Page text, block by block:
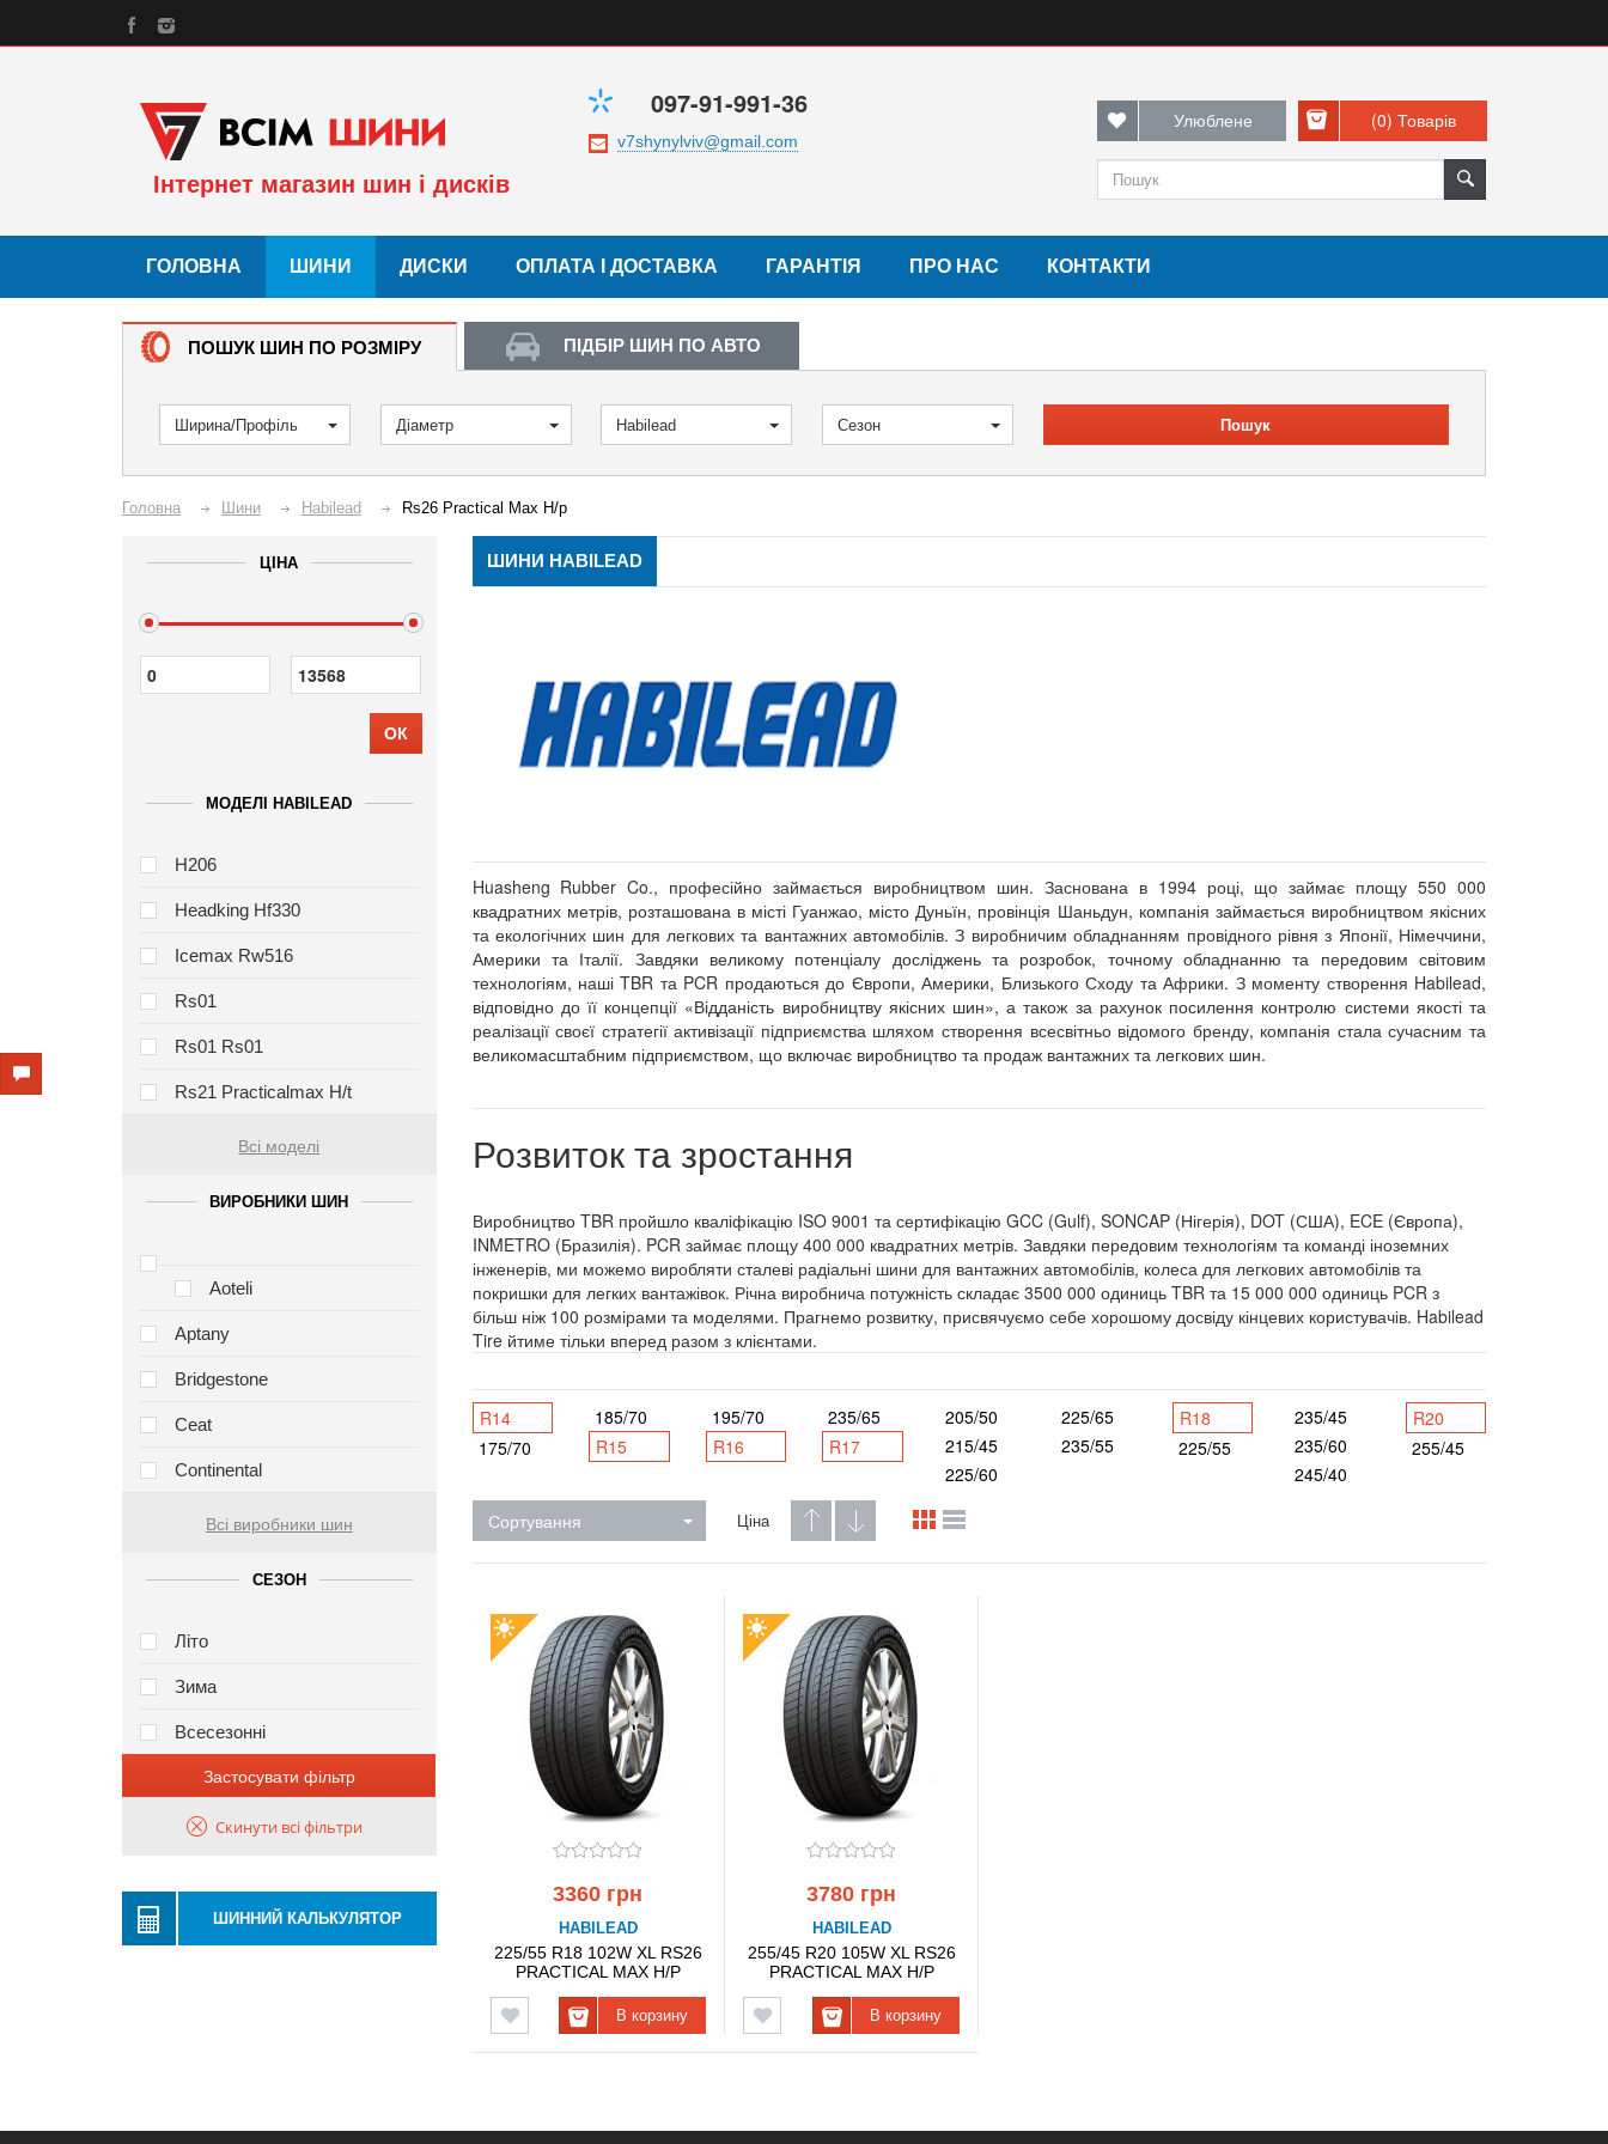
Інтернет магазин шин і дисків
097-91-991-36 Улюблене (0) Товарів
ГОЛОВНА ШИНИ ДИСКИ ОПЛАТА І ДОСТАВКА ГАРАНТІЯ ПРО НАС КОНТАКТИ
ПОШУК ШИН ПО РОЗМІРУ ПІДБІР ШИН ПО АВТО
Ширина/Профіль Діаметр Habilead Сезон Пошук
Головна Шини Habilead Rs26 Practical Max H/p
ЦІНА
ОК
МОДЕЛІ HABILEAD
H206
Headking Hf330
Icemax Rw516
Rs01
Rs01 Rs01
Rs21 Practicalmax H/t
Всі моделі
ВИРОБНИКИ ШИН
Aoteli
Aptany
Bridgestone
Ceat
Continental
Всі виробники шин
СЕЗОН
Літо
Зима
Всесезонні
Застосувати фільтр
Скинути всі фільтри
ШИННИЙ КАЛЬКУЛЯТОР
ШИНИ HABILEAD
Huasheng Rubber Co., професійно займається виробництвом шин. Заснована в 1994 році, що займає площу 550 000
квадратних метрів, розташована в місті Гуанжао, місто Дуньїн, провінція Шаньдун, компанія займається виробництвом якісних
та екологічних шин для легкових та вантажних автомобілів. З виробничим обладнанням провідного рівня з Японії, Німеччини,
Америки та Італії. Завдяки великому потенціалу досліджень та розробок, точному обладнанню та передовим світовим
технологіям, наші TBR та PCR продаються до Європи, Америки, Близького Сходу та Африки. З моменту створення Habilead,
відповідно до її концепції «Відданість виробництву якісних шин», а також за рахунок посилення контролю системи якості та
реалізації своєї стратегії активізації підприємства шляхом створення всесвітньо відомого бренду, компанія стала сучасним та
великомасштабним підприємством, що включає виробництво та продаж вантажних та легкових шин.
Розвиток та зростання
Виробництво TBR пройшло кваліфікацію ISO 9001 та сертифікацію GCC (Gulf), SONCAP (Нігерія), DOT (США), ECE (Європа),
INMETRO (Бразилія). PCR займає площу 400 000 квадратних метрів. Завдяки передовим технологіям та команді іноземних
інженерів, ми можемо виробляти сталеві радіальні шини для вантажних автомобілів, колеса для легкових автомобілів та
покришки для легких вантажівок. Річна виробнича потужність складає 3500 000 одиниць TBR та 15 000 000 одиниць PCR з
більш ніж 100 розмірами та моделями. Прагнемо розвитку, присвячуємо себе хорошому досвіду кінцевих користувачів. Habilead
Tire йтиме тільки вперед разом з клієнтами.
R14
175/70
185/70
R15
195/70
R16
235/65
R17
205/50
215/45
225/60
225/65
235/55
R18
225/55
235/45
235/60
245/40
R20
255/45
Сортування Ціна
3360 грн
HABILEAD
225/55 R18 102W XL RS26
PRACTICAL MAX H/P
В корзину
3780 грн
HABILEAD
255/45 R20 105W XL RS26
PRACTICAL MAX H/P
В корзину